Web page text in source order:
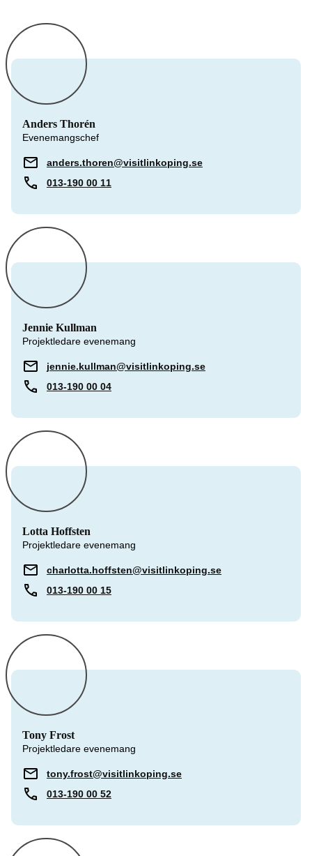
Anders Thorén
Evenemangschef
anders.thoren@visitlinkoping.se
013-190 00 11
Jennie Kullman
Projektledare evenemang
jennie.kullman@visitlinkoping.se
013-190 00 04
Lotta Hoffsten
Projektledare evenemang
charlotta.hoffsten@visitlinkoping.se
013-190 00 15
Tony Frost
Projektledare evenemang
tony.frost@visitlinkoping.se
013-190 00 52